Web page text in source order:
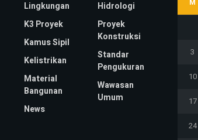
Lingkungan
K3 Proyek
Kamus Sipil
Kelistrikan
Material
Bangunan
News
Hidrologi
Proyek
Konstruksi
Standar
Pengukuran
Wawasan
Umum
M
3
10
17
24